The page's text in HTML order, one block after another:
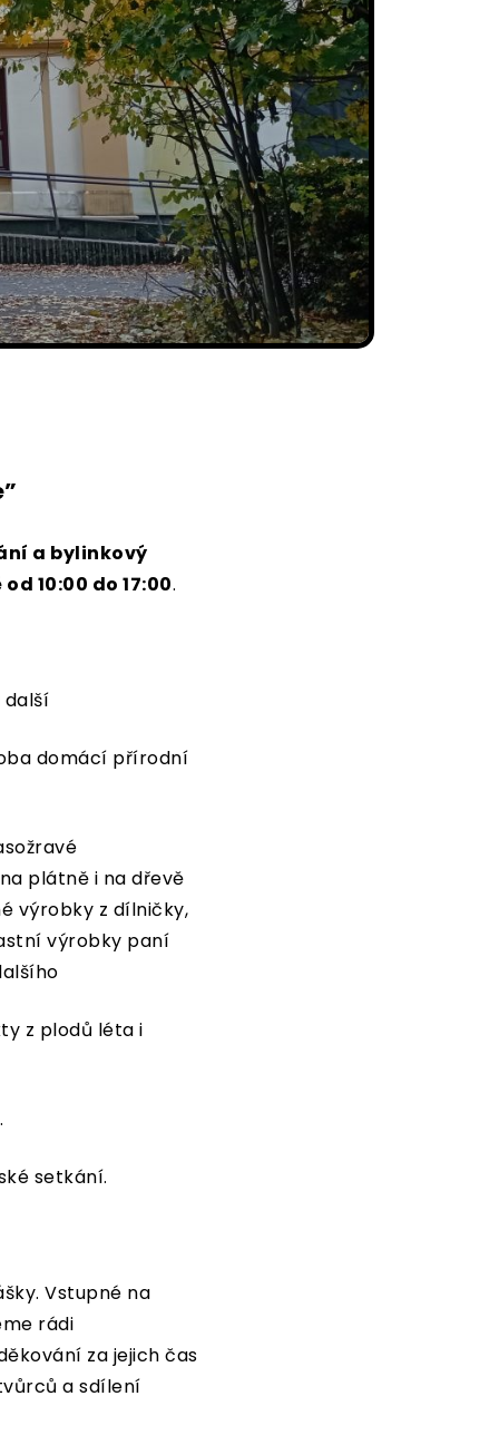
a bylinkový
10:00 do 17:00.
další
domácí přírodní
plátně i na dřevě
výrobky z dílničky,
výrobky paní
z plodů léta i
setkání.
Vstupné na
rádi
za jejich čas
a sdílení